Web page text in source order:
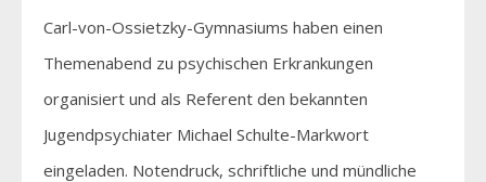
Carl-von-Ossietzky-Gymnasiums haben einen
Themenabend zu psychischen Erkrankungen
organisiert und als Referent den bekannten
Jugendpsychiater Michael Schulte-Markwort
eingeladen. Notendruck, schriftliche und mündliche